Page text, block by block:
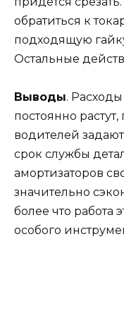
обратиться к
подходящую
Остальные
Выводы.
постоянно
водителей
срок службы
амортизаторов
значительно
более что работа
особого